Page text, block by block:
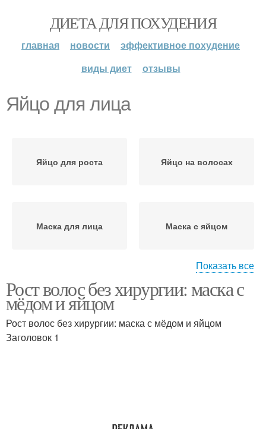
ДИЕТА ДЛЯ ПОХУДЕНИЯ
главная новости
эффективное похудение
виды диет
отзывы
Яйцо для лица
Яйцо для роста Яйцо на волосах
Маска для лица Маска с яйцом
Маски для лица Яйцо на лице
Показать все
Рост волос без хирургии: маска с
мёдом и яйцом
Рост волос без хирургии: маска с мёдом и яйцом
Заголовок 1